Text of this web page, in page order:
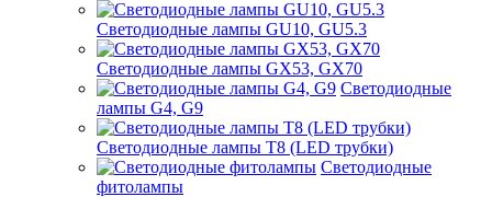
Светодиодные лампы GU10, GU5.3
Светодиодные лампы GX53, GX70
Светодиодные
лампы G4, G9
Светодиодные лампы Т8 (LED трубки)
Светодиодные
фитолампы